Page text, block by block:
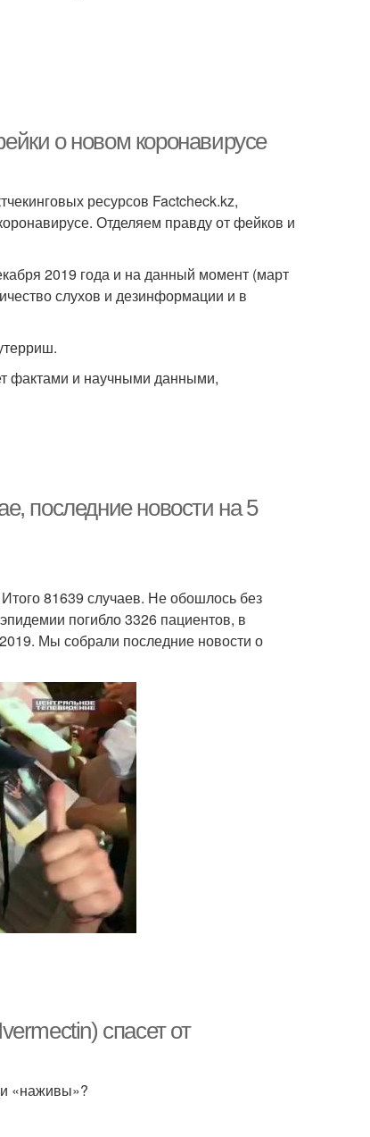
о новом коронавирусе
ресурсов Factcheck.kz,
Отделяем правду от фейков и
2019 года и на данный момент (март
слухов и дезинформации и в
фактами и научными данными,
последние новости на 5
81639 случаев. Не обошлось без
погибло 3326 пациентов, в
Мы собрали последние новости о
спасет от
«наживы»?